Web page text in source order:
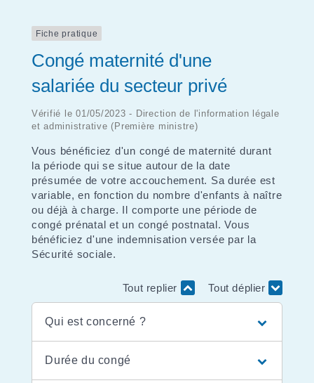
Fiche pratique
Congé maternité d'une
salariée du secteur privé
Vérifié le 01/05/2023 - Direction de l'information légale
et administrative (Première ministre)
Vous bénéficiez d'un congé de maternité durant
la période qui se situe autour de la date
présumée de votre accouchement. Sa durée est
variable, en fonction du nombre d'enfants à naître
ou déjà à charge. Il comporte une période de
congé prénatal et un congé postnatal. Vous
bénéficiez d'une indemnisation versée par la
Sécurité sociale.
Tout replier Tout déplier
Qui est concerné ?
Durée du congé